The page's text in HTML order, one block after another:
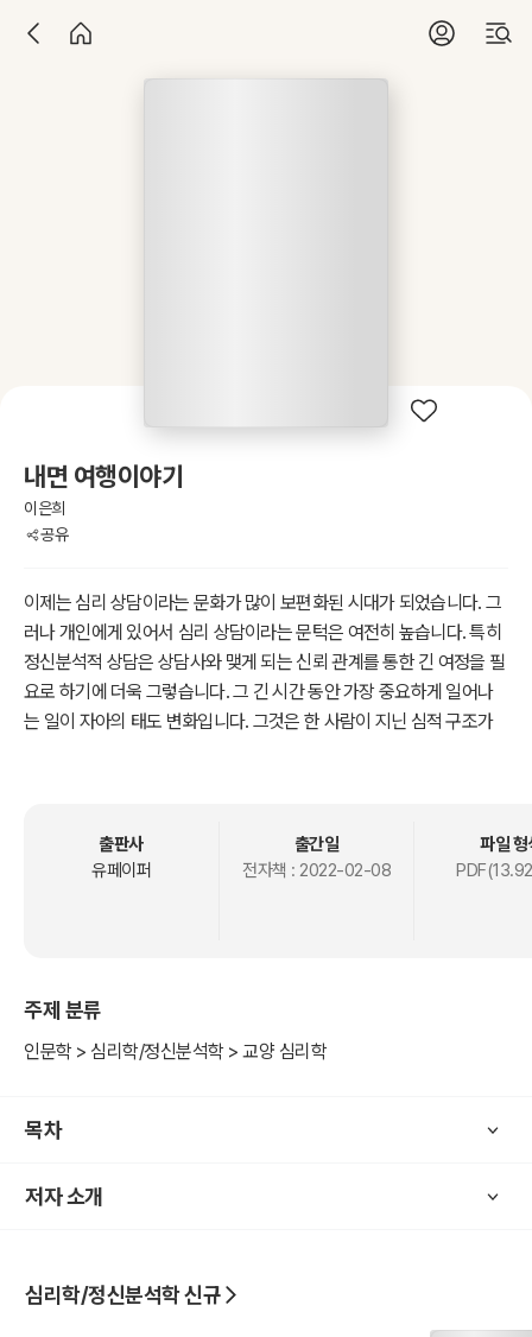
내면 여행이야기
이은희
공유
이제는 심리 상담이라는 문화가 많이 보편화된 시대가 되었습니다. 그
러나 개인에게 있어서 심리 상담이라는 문턱은 여전히 높습니다. 특히
정신분석적 상담은 상담사와 맺게 되는 신뢰 관계를 통한 긴 여정을 필
요로 하기에 더욱 그렇습니다. 그 긴 시간 동안 가장 중요하게 일어나
는 일이 자아의 태도 변화입니다. 그것은 한 사람이 지닌 심적 구조가
닿지 않으면 소용이 없다는 말이지요. 이것을 분석심리학에서는 ‘의식
화’라고 부릅니다.
의 고유성과 집단의 문제를 연결시키는 중요한 매개가 됩니다. 내면 여
행이야기의 첫 이야기인 ‘해와 달이 된 오누이’는 고립과 죽음이라는
책 속의 보이지 않는 상담사의 안내를 받으며 주어진 31개의 질문과 동
입니다.
출판사
유페이퍼
출간일
전자책 : 2022-02-08
파일 형
주제 분류
인문학 > 심리학/정신분석학 > 교양 심리학
목차
저자 소개
심리학/정신분석학 신규